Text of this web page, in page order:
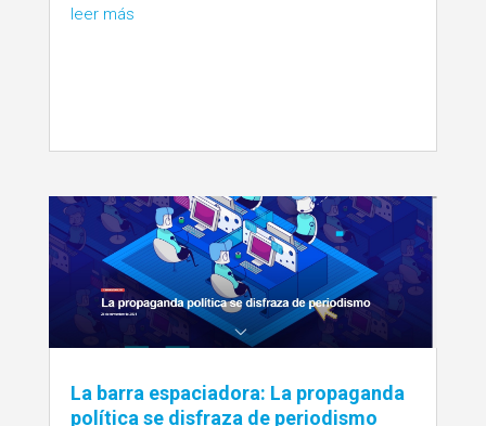
leer más
La barra espaciadora: La propaganda
política se disfraza de periodismo